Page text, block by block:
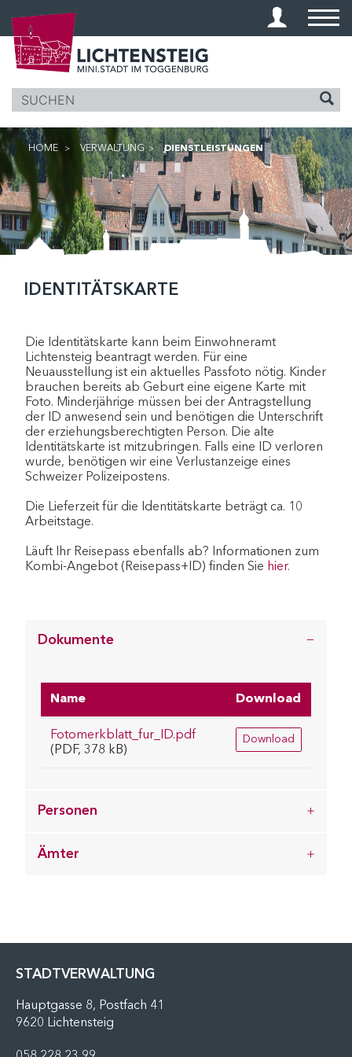
KOPFZEILE
HOME VERWALTUNG DIENSTLEISTUNGEN (AUSGEWÄHLT)
INHALT
IDENTITÄTSKARTE
Die Identitätskarte kann beim Einwohneramt
Lichtensteig beantragt werden. Für eine
Neuausstellung ist ein aktuelles Passfoto nötig. Kinder
brauchen bereits ab Geburt eine eigene Karte mit
Foto. Minderjährige müssen bei der Antragstellung
der ID anwesend sein und benötigen die Unterschrift
der erziehungsberechtigten Person. Die alte
Identitätskarte ist mitzubringen. Falls eine ID verloren
wurde, benötigen wir eine Verlustanzeige eines
Schweizer Polizeipostens.
Die Lieferzeit für die Identitätskarte beträgt ca. 10
Arbeitstage.
Läuft Ihr Reisepass ebenfalls ab? Informationen zum
Kombi-Angebot (Reisepass+ID) finden Sie hier.
Dokumente
Name Download
Fotomerkblatt_fur_ID.pdf
(PDF, 378 kB)
Download
Personen
Ämter
STADTVERWALTUNG
Hauptgasse 8, Postfach 41
9620 Lichtensteig